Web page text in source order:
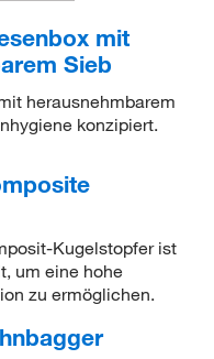
mit
Sieb
herausnehmbarem
konzipiert.
Kugelstopfer ist
um eine hohe
zu ermöglichen.